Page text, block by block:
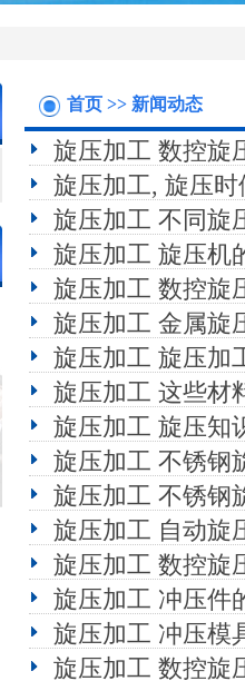
首页 >> 新闻动态
旋压加工 数控旋
旋压加工, 旋压
旋压加工 不同旋
旋压加工 旋压机
旋压加工 数控旋
旋压加工 金属旋
旋压加工 旋压加
旋压加工 这些材
旋压加工 旋压知
旋压加工 不锈钢
旋压加工 不锈钢
旋压加工 自动旋
旋压加工 数控旋
旋压加工 冲压件
旋压加工 冲压模
旋压加工 数控旋